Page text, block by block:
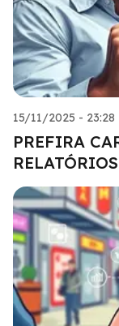
15/11/2025 - 23:28
PREFIRA